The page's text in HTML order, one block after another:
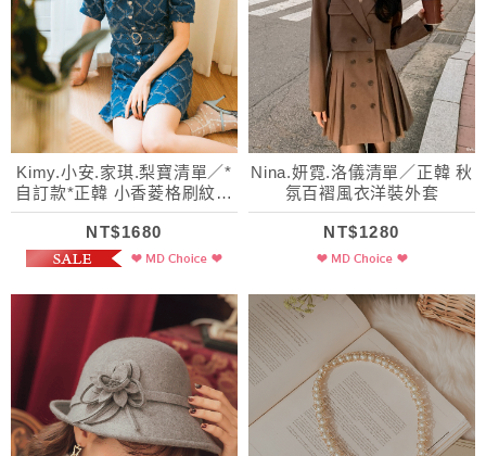
Kimy.小安.家琪.梨寶清單／*
自訂款*正韓 小香菱格刷紋牛
仔洋裝
NT$1680
Nina.妍霓.洛儀清單／正韓 秋
氛百褶風衣洋裝外套
NT$1280